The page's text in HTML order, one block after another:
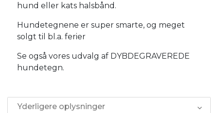
hund eller kats halsbånd.
Hundetegnene er super smarte, og meget
solgt til bl.a. ferier
Se også vores udvalg af DYBDEGRAVEREDE
hundetegn.
Yderligere oplysninger